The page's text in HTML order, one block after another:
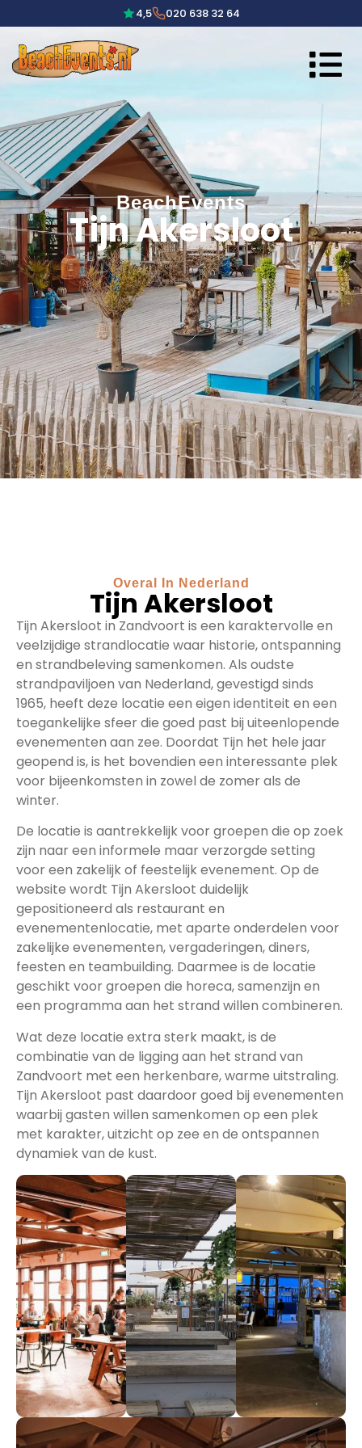
4,5 020 638 32 64
BeachEvents
Tijn Akersloot
Overal In Nederland
Tijn Akersloot
Tijn Akersloot in Zandvoort is een karaktervolle en
veelzijdige strandlocatie waar historie, ontspanning
en strandbeleving samenkomen. Als oudste
strandpaviljoen van Nederland, gevestigd sinds
1965, heeft deze locatie een eigen identiteit en een
toegankelijke sfeer die goed past bij uiteenlopende
evenementen aan zee. Doordat Tijn het hele jaar
geopend is, is het bovendien een interessante plek
voor bijeenkomsten in zowel de zomer als de
winter.
De locatie is aantrekkelijk voor groepen die op zoek
zijn naar een informele maar verzorgde setting
voor een zakelijk of feestelijk evenement. Op de
website wordt Tijn Akersloot duidelijk
gepositioneerd als restaurant en
evenementenlocatie, met aparte onderdelen voor
zakelijke evenementen, vergaderingen, diners,
feesten en teambuilding. Daarmee is de locatie
geschikt voor groepen die horeca, samenzijn en
een programma aan het strand willen combineren.
Wat deze locatie extra sterk maakt, is de
combinatie van de ligging aan het strand van
Zandvoort met een herkenbare, warme uitstraling.
Tijn Akersloot past daardoor goed bij evenementen
waarbij gasten willen samenkomen op een plek
met karakter, uitzicht op zee en de ontspannen
dynamiek van de kust.